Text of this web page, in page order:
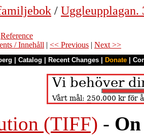
/ Uggleupplagan.
Reference
/ Innehåll | << Previous | Next >>
Catalog Recent Changes Donate
(TIFF) -